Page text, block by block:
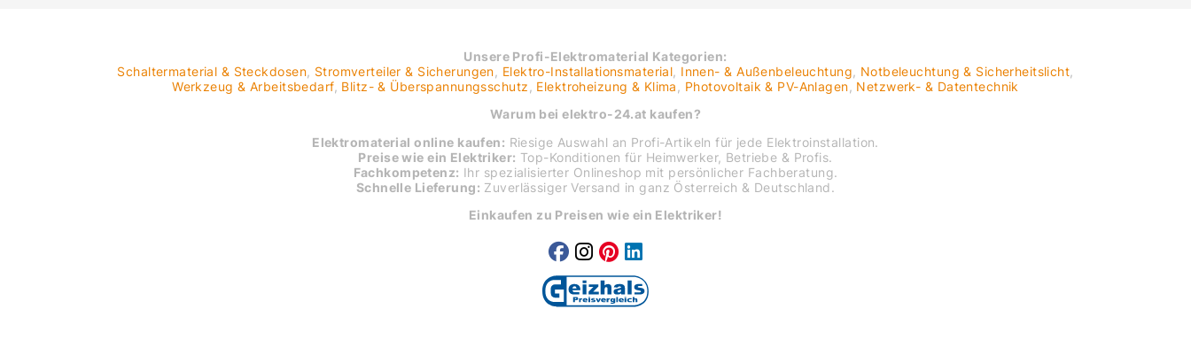
Unsere Profi-Elektromaterial Kategorien:
Schaltermaterial & Steckdosen, Stromverteiler & Sicherungen Elektro-Installationsmaterial Innen- & Außenbeleuchtung Notbeleuchtung & Sicherheitslicht
Werkzeug & Arbeitsbedarf, Blitz- & Überspannungsschutz Elektroheizung & Klima Photovoltaik & PV-Anlagen Netzwerk- & Datentechnik
Warum bei elektro-24.at kaufen?
Elektromaterial online kaufen: Riesige Auswahl an Profi-Artikeln für jede Elektroinstallation.
Preise wie ein Elektriker: Top-Konditionen für Heimwerker, Betriebe & Profis.
Fachkompetenz: Ihr spezialisierter Onlineshop mit persönlicher Fachberatung.
Schnelle Lieferung: Zuverlässiger Versand in ganz Österreich & Deutschland.
Einkaufen zu Preisen wie ein Elektriker!